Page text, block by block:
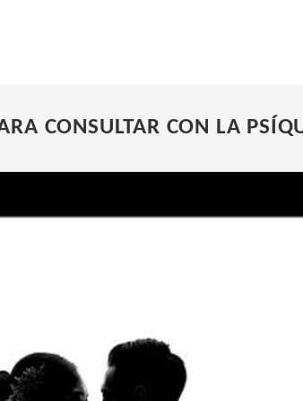
CONSULTAR CON LA